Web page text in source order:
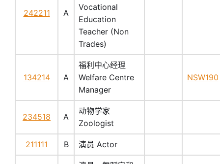
242211 A
Vocational
Education
Teacher (Non
Trades)
134214 A
福利中心经理
Welfare Centre
Manager
NSW190
234518 A
动物学家
Zoologist
211111 B 演员 Actor